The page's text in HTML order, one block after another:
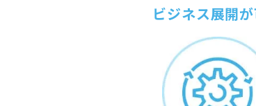
ビジネス展開